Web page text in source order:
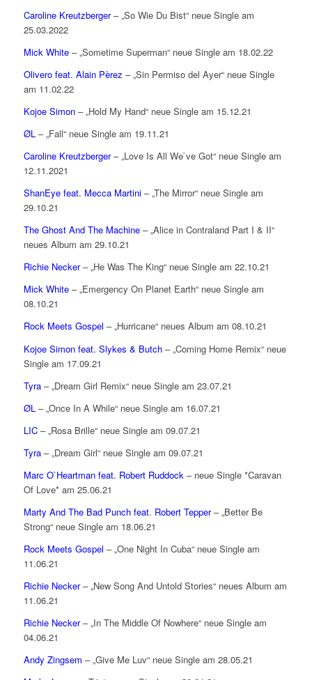
Caroline Kreutzberger– „So Wie Du Bist“ neue Single am
25.03.2022
Mick White– „Sometime Superman“ neue Single am 18.02.22
Olivero feat. Alain Pèrez – „Sin Permiso del Ayer“ neue Single
am 11.02.22
Kojoe Simon– „Hold My Hand“ neue Single am 15.12.21
ØL– „Fall“ neue Single am 19.11.21
Caroline Kreutzberger– „Love Is All We`ve Got“ neue Single am
12.11.2021
ShanEye feat. Mecca Martini– „The Mirror“ neue Single am
29.10.21
The Ghost And The Machine– „Alice in Contraland Part I & II“
neues Album am 29.10.21
Richie Necker– „He Was The King“ neue Single am 22.10.21
Mick White– „Emergency On Planet Earth“ neue Single am
08.10.21
Rock Meets Gospel – „Hurricane“ neues Album am 08.10.21
Kojoe Simon feat. Slykes & Butch– „Coming Home Remix“ neue
Single am 17.09.21
Tyra– „Dream Girl Remix“ neue Single am 23.07.21
ØL – „Once In A While“ neue Single am 16.07.21
LIC– „Rosa Brille“ neue Single am 09.07.21
Tyra– „Dream Girl“ neue Single am 09.07.21
Marc O`Heartman feat. Robert Ruddock – neue Single *Caravan
Of Love* am 25.06.21
Marty And The Bad Punch feat. Robert Tepper– „Better Be
Strong“ neue Single am 18.06.21
Rock Meets Gospel – „One Night In Cuba“ neue Single am
11.06.21
Richie Necker– „New Song And Untold Stories“ neues Album am
11.06.21
Richie Necker– „In The Middle Of Nowhere“ neue Single am
04.06.21
Andy Zingsem – „Give Me Luv“ neue Single am 28.05.21